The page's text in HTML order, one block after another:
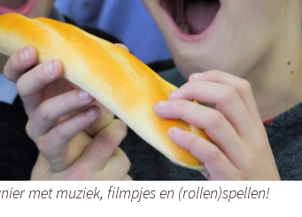
met muziek, filmpjes en (rollen)spellen!